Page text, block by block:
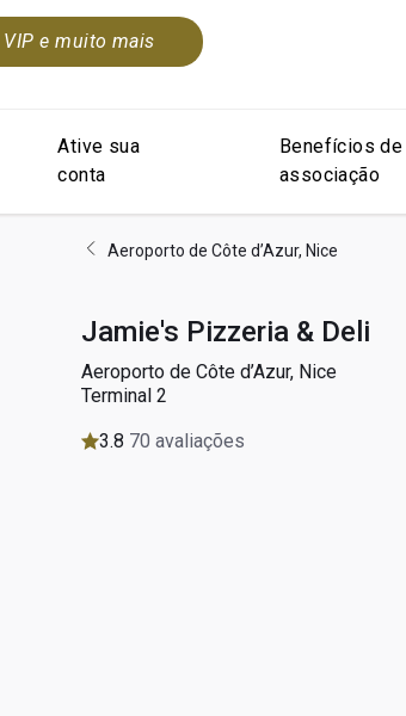
e muito mais
Ative sua
conta
Benefícios de
associação
Aeroporto de Côte d’Azur, Nice
Jamie's Pizzeria & Deli
Aeroporto de Côte d’Azur, Nice
Terminal 2
3.8 70 avaliações